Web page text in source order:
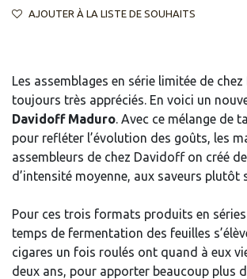
AJOUTER À LA LISTE DE SOUHAITS
Les assemblages en série limitée de
toujours très appréciés. En voici un
Davidoff Maduro. Avec ce mélange de
pour refléter l’évolution des goûts, les
assembleurs de chez Davidoff on créé
d’intensité moyenne, aux saveurs plutôt
Pour ces trois formats produits en
temps de fermentation des feuilles
cigares un fois roulés ont quand à eux
deux ans, pour apporter beaucoup plus